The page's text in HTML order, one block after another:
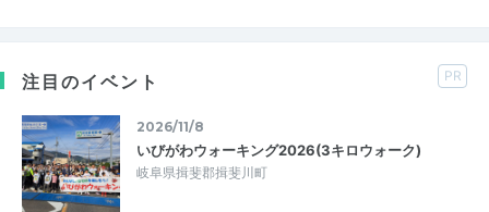
注目のイベント PR
2026/11/8
いびがわウォーキング2026(3キロウォーク)
岐阜県揖斐郡揖斐川町